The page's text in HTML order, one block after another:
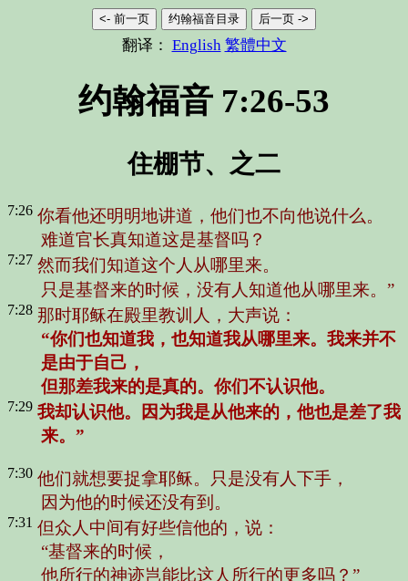
<- 前一页 约翰福音目录 后一页 ->
翻译： English 繁體中文
约翰福音 7:26-53
住棚节、之二
7:26 你看他还明明地讲道，他们也不向他说什么。
难道官长真知道这是基督吗？
7:27 然而我们知道这个人从哪里来。
只是基督来的时候，没有人知道他从哪里来。”
7:28 那时耶稣在殿里教训人，大声说：
“你们也知道我，也知道我从哪里来。我来并不
是由于自己，
但那差我来的是真的。你们不认识他。
7:29 我却认识他。因为我是从他来的，他也是差了我
来。”
7:30 他们就想要捉拿耶稣。只是没有人下手，
因为他的时候还没有到。
7:31 但众人中间有好些信他的，说：
“基督来的时候，
他所行的神迹岂能比这人所行的更多吗？”